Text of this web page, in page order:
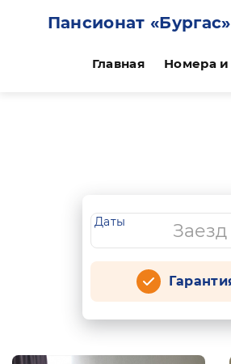
Пансионат
Главная Номера
Даты